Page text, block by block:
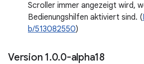
Scroller immer angezeigt wird,
Bedienungshilfen aktiviert sind. (
b/513082550)
Version 1.0.0-alpha18